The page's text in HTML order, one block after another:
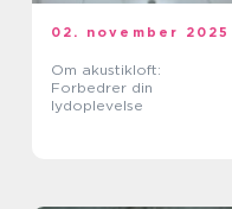
02. november 2025
Om akustikloft:
Forbedrer din
lydoplevelse